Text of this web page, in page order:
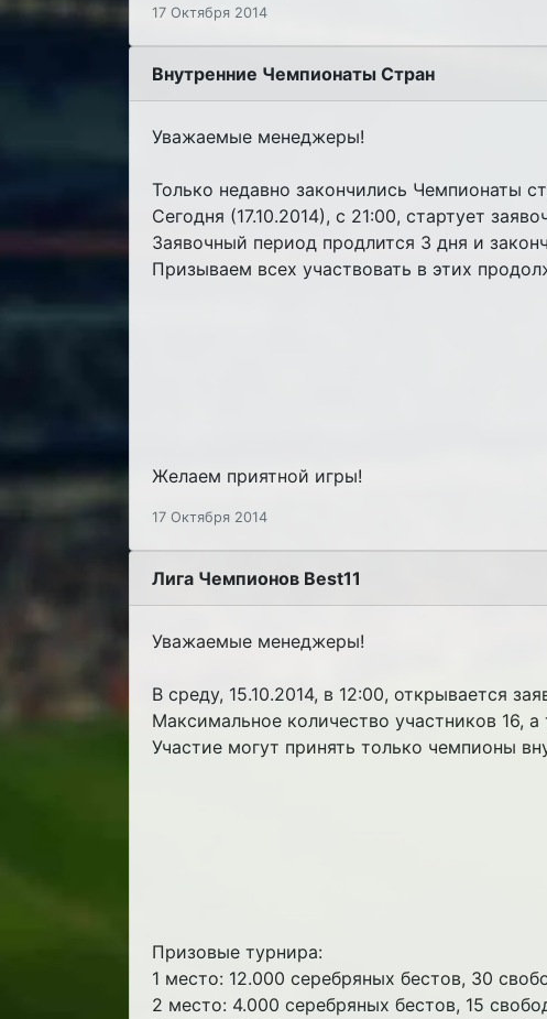
17 Октября 2014
Внутренние Чемпионаты Стран
Уважаемые менеджеры!
Только недавно закончились Чемпионаты
Сегодня (17.10.2014), с 21:00, стартует
Заявочный период продлится 3 дня и
Призываем всех участвовать в этих
Желаем приятной игры!
17 Октября 2014
Лига Чемпионов Best11
Уважаемые менеджеры!
В среду, 15.10.2014, в 12:00, открывается
Максимальное количество участников 16, а
Участие могут принять только чемпионы
Призовые турнира:
1 место: 12.000 серебряных бестов, 30
2 место: 4.000 серебряных бестов, 15